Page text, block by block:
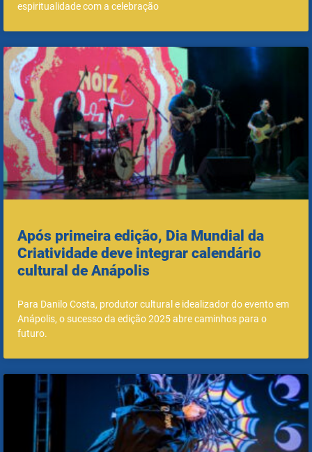
espiritualidade com a celebração
Após primeira edição, Dia Mundial da
Criatividade deve integrar calendário
cultural de Anápolis
Para Danilo Costa, produtor cultural e idealizador do evento em
Anápolis, o sucesso da edição 2025 abre caminhos para o
futuro.